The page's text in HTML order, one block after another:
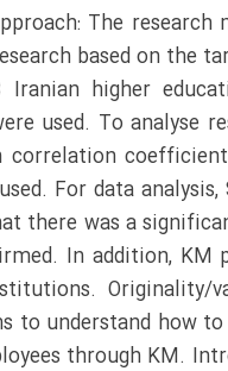
The
based on the
higher
used. To analyse
correlation
For data
there was a
In addition,
to understand how
through KM.